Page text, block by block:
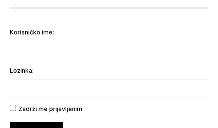
Korisničko ime:
Lozinka:
Zadrži me prijavljenim